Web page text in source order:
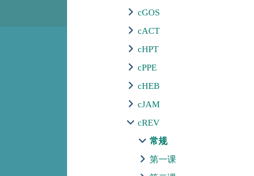
cGOS
cACT
cHPT
cPPE
cHEB
cJAM
cREV
常规
第一课